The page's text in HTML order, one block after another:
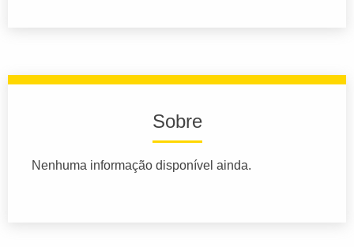
Sobre
Nenhuma informação disponível ainda.